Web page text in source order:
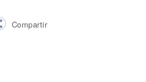
Compartir